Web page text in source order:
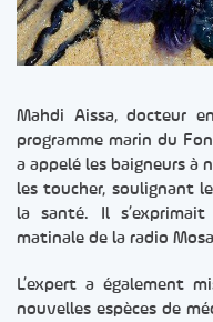
Mahdi Aissa, docteur
programme marin du
a appelé les baigneurs à
les toucher, soulignant
la santé. Il
matinale de la radio
L’expert a également
nouvelles espèces de